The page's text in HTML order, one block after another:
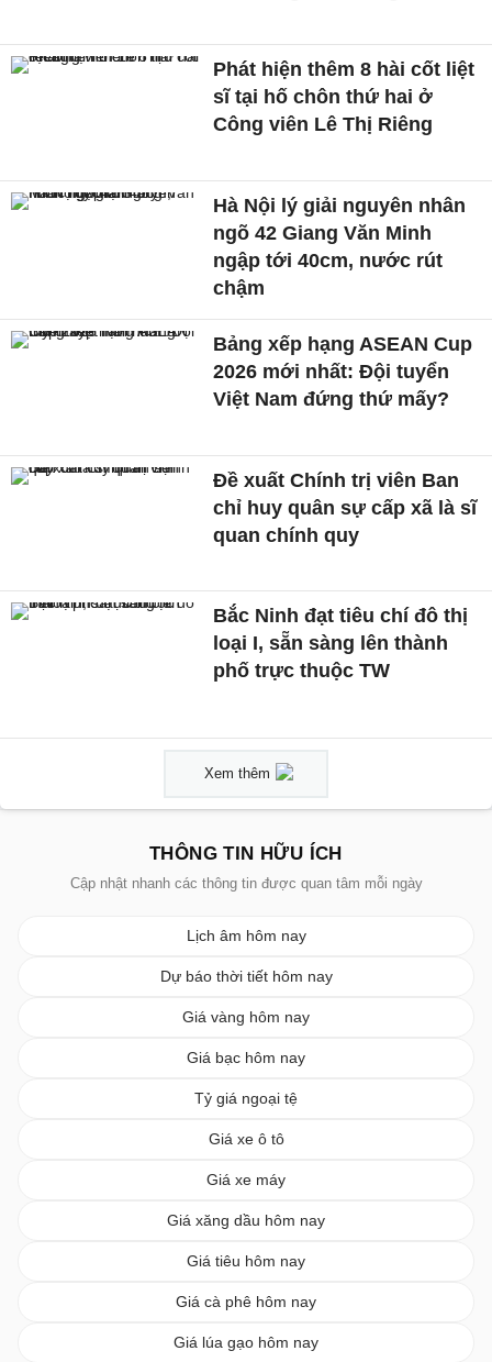
Phát hiện thêm 8 hài cốt liệt
sĩ tại hố chôn thứ hai ở
Công viên Lê Thị Riêng
Hà Nội lý giải nguyên nhân
ngõ 42 Giang Văn Minh
ngập tới 40cm, nước rút
chậm
Bảng xếp hạng ASEAN Cup
2026 mới nhất: Đội tuyển
Việt Nam đứng thứ mấy?
Đề xuất Chính trị viên Ban
chỉ huy quân sự cấp xã là sĩ
quan chính quy
Bắc Ninh đạt tiêu chí đô thị
loại I, sẵn sàng lên thành
phố trực thuộc TW
Xem thêm
THÔNG TIN HỮU ÍCH
Cập nhật nhanh các thông tin được quan tâm mỗi ngày
Lịch âm hôm nay
Dự báo thời tiết hôm nay
Giá vàng hôm nay
Giá bạc hôm nay
Tỷ giá ngoại tệ
Giá xe ô tô
Giá xe máy
Giá xăng dầu hôm nay
Giá tiêu hôm nay
Giá cà phê hôm nay
Giá lúa gạo hôm nay